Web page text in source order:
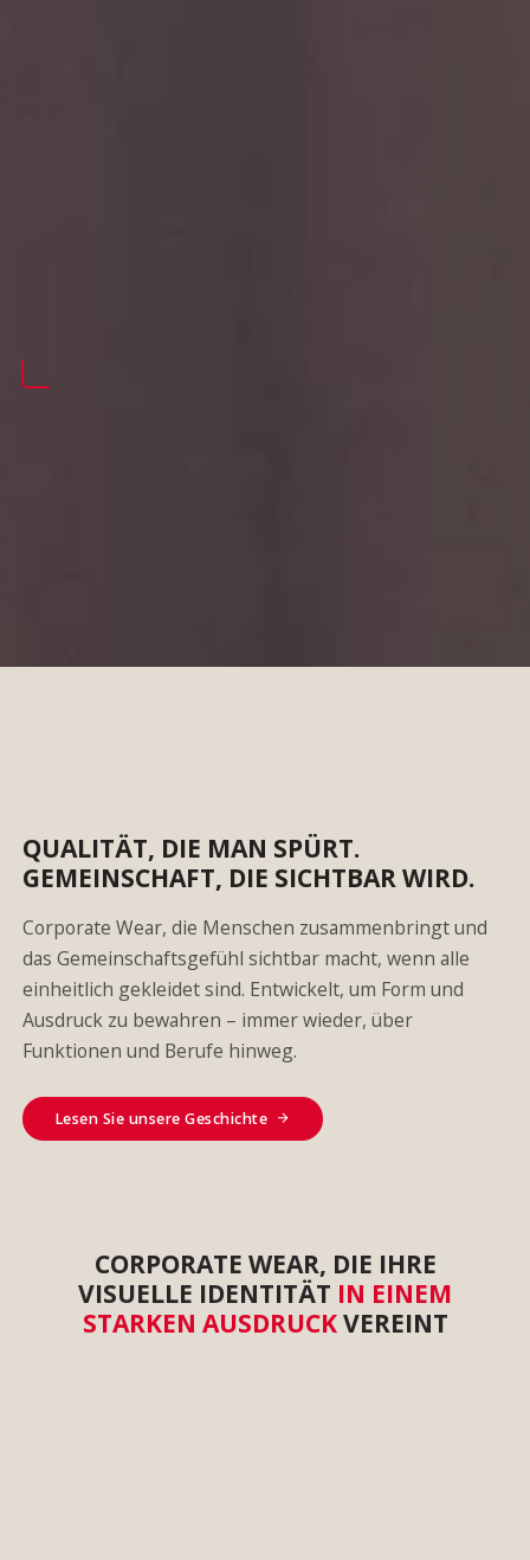
QUALITÄT, DIE MAN SPÜRT.
GEMEINSCHAFT, DIE SICHTBAR WIRD.
Corporate Wear, die Menschen zusammenbringt und
das Gemeinschaftsgefühl sichtbar macht, wenn alle
einheitlich gekleidet sind. Entwickelt, um Form und
Ausdruck zu bewahren – immer wieder, über
Funktionen und Berufe hinweg.
Lesen Sie unsere Geschichte
CORPORATE WEAR, DIE IHRE
VISUELLE IDENTITÄT IN EINEM
STARKEN AUSDRUCKVEREINT